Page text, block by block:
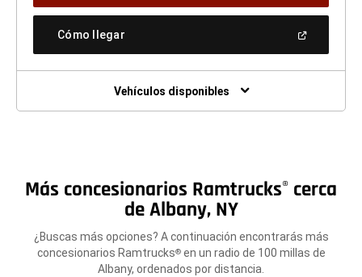
una
Cómo llegar(Abrir
ventana
nueva)
Vehículos disponibles
Más concesionarios Ramtrucks® cerca
de Albany, NY
¿Buscas más opciones? A continuación encontrarás más
concesionarios Ramtrucks®en un radio de 100 millas de
Albany, ordenados por distancia.